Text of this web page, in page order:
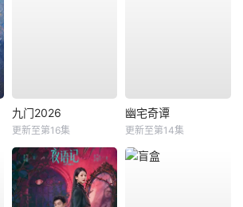
九门2026
更新至第16集
幽宅奇谭
更新至第14集